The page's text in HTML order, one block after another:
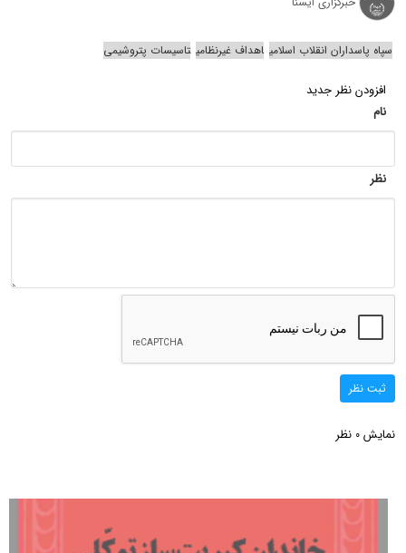
سپاه پاسداران انقلاب اسلامی اهداف غیرنظامی تاسیسات پتروشیمی
افزودن نظر جدید
نام
نظر
ثبت نظر
نمایش 0 نظر